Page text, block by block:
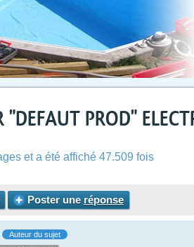
"DEFAUT PROD"
et a été affiché 47.509 fois
Poster une réponse
Auteur du sujet